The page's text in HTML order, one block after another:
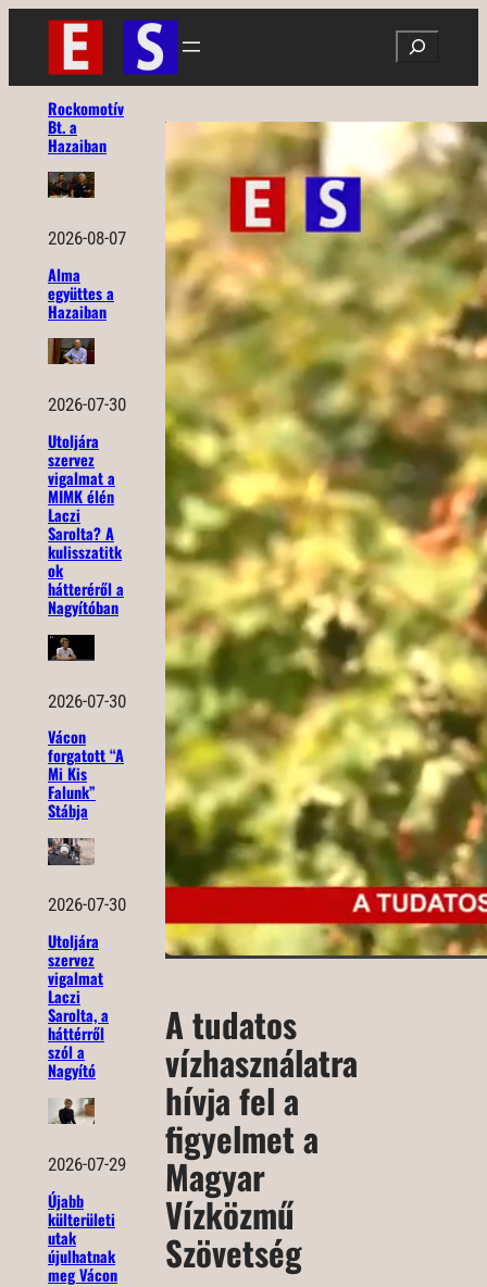
Ugrás
tartalomhoz
Search
Rockomotív
Bt. a
Hazaiban
2026-08-07
Alma
együttes a
Hazaiban
2026-07-30
Utoljára
szervez
vigalmat a
MIMK élén
Laczi
Sarolta? A
kulisszatitk
ok
hátteréről a
Nagyítóban
2026-07-30
Vácon
forgatott “A
Mi Kis
Falunk”
Stábja
2026-07-30
Utoljára
szervez
vigalmat
Laczi
Sarolta, a
háttérről
szól a
Nagyító
2026-07-29
Újabb
külterületi
utak
újulhatnak
meg Vácon
A tudatos
vízhasználatra
hívja fel a
figyelmet a
Magyar
Vízközmű
Szövetség